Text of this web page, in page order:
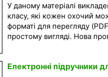
У даному матеріалі
класу, які кожен охочий
форматі для перегляду
простому вигляді. Нова
Електронні підручники